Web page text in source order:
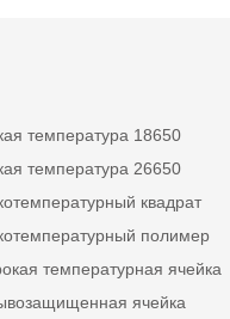
температура 18650
температура 26650
квадрат
полимер
температурная ячейка
ячейка